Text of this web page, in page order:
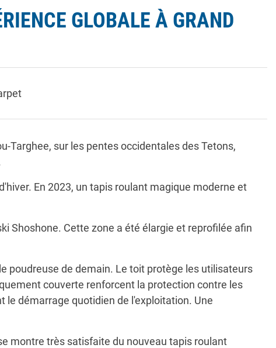
GLOBALE À GRAND
Targhee, sur les pentes occidentales des Tetons,
En 2023, un tapis roulant magique moderne et
Shoshone. Cette zone a été élargie et reprofilée afin
poudreuse de demain. Le toit protège les utilisateurs
couverte renforcent la protection contre les
démarrage quotidien de l'exploitation. Une
montre très satisfaite du nouveau tapis roulant